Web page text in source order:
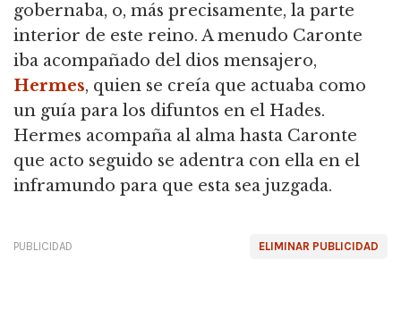
gobernaba, o, más precisamente, la parte
interior de este reino. A menudo Caronte
iba acompañado del dios mensajero,
Hermes, quien se creía que actuaba como
un guía para los difuntos en el Hades.
Hermes acompaña al alma hasta Caronte
que acto seguido se adentra con ella en el
inframundo para que esta sea juzgada.
ELIMINAR PUBLICIDAD
PUBLICIDAD